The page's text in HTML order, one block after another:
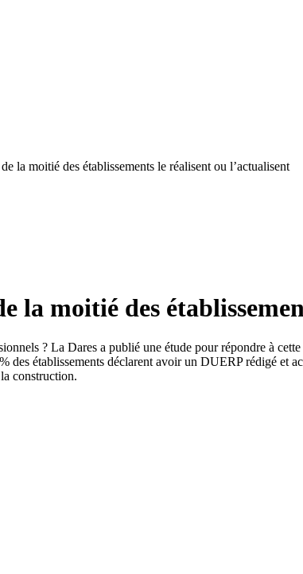
la moitié des établissements le réalisent ou l’actualisent
la moitié des
? La Dares a publié une étude pour répondre à
des établissements déclarent avoir un DUERP rédigé et
construction.